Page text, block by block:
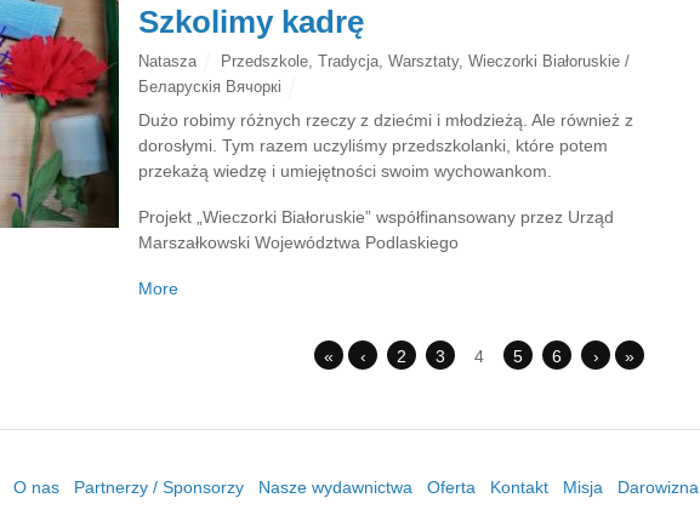
Szkolimy kadrę
Natasza Przedszkole, Tradycja, Warsztaty, Wieczorki Białoruskie /
Беларускія Вячоркі
Dużo robimy różnych rzeczy z dziećmi i młodzieżą. Ale również z
dorosłymi. Tym razem uczyliśmy przedszkolanki, które potem
przekażą wiedzę i umiejętności swoim wychowankom.
Projekt „Wieczorki Białoruskie” współfinansowany przez Urząd
Marszałkowski Województwa Podlaskiego
More
« ‹ 2 3 4 5 6 › »
O nas Partnerzy / Sponsorzy Nasze wydawnictwa Oferta Kontakt Misja Darowizna